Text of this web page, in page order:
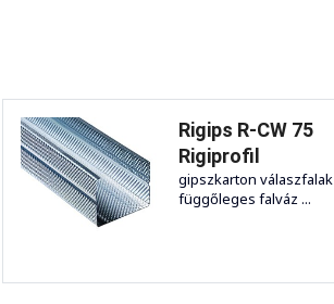
Rigips R-CW 75
Rigiprofil
gipszkarton válaszfalak
függőleges falváz ...